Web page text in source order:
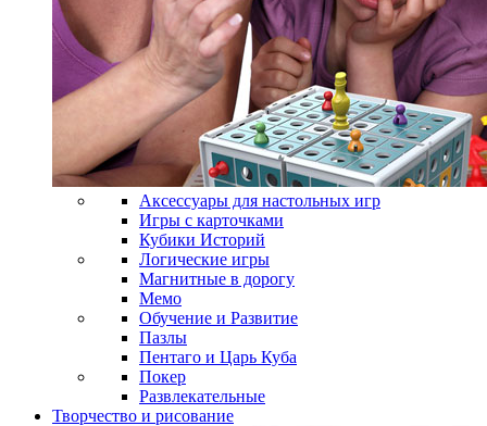
Аксессуары для настольных игр
Игры с карточками
Кубики Историй
Логические игры
Магнитные в дорогу
Мемо
Обучение и Развитие
Пазлы
Пентаго и Царь Куба
Покер
Развлекательные
Творчество и рисование